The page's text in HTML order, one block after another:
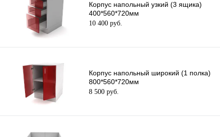
Корпус напольный узкий (3 ящика)
400*560*720мм
10 400 руб.
Корпус напольный широкий (1 полка)
800*560*720мм
8 500 руб.